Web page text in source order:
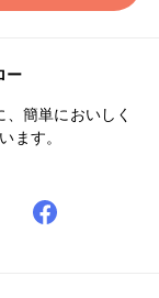
ー
簡単においしく
ます。